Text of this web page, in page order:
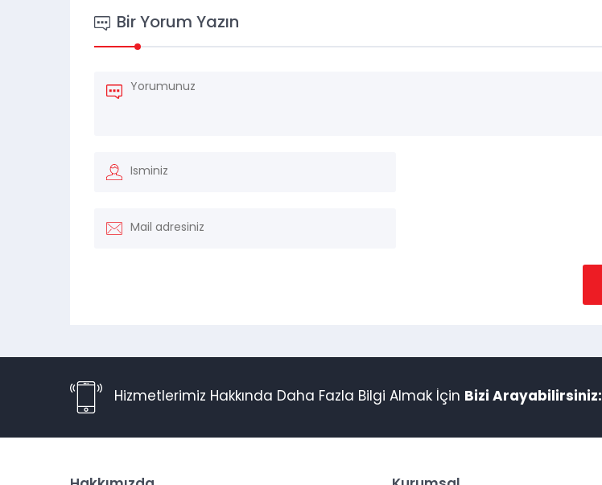
Bir Yorum Yazın
Hizmetlerimiz Hakkında Daha Fazla Bilgi Almak İçin Bizi Arayabilirsiniz: